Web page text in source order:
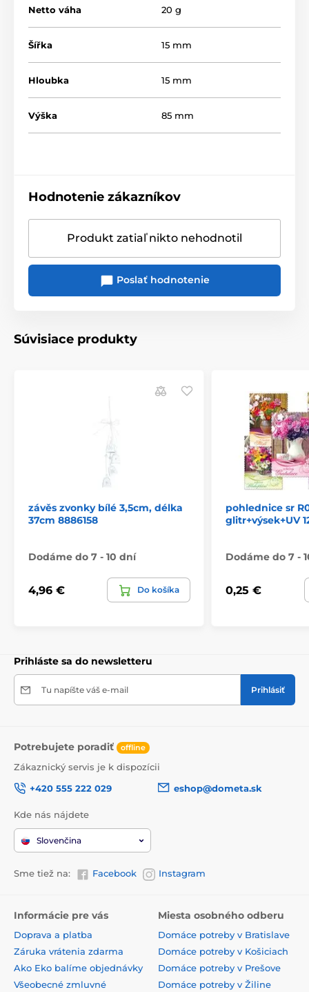
Netto váha 20 g
Šířka 15 mm
Hloubka 15 mm
Výška 85 mm
Hodnotenie zákazníkov
Produkt zatiaľ nikto nehodnotil
Poslať hodnotenie
Súvisiace produkty
závěs zvonky bílé 3,5cm, délka
37cm 8886158
Dodáme do 7 - 10 dní
4,96 € Do košíka
pohlednice sr
glitr+výsek+UV
Dodáme do 7 -
0,25 €
Prihláste sa do newsletteru
Tu napíšte váš e-mail Prihlásiť
Potrebujete poradiť offline
Zákaznický servis je k dispozícii
+420 555 222 029
eshop@dometa.sk
Kde nás nájdete
Slovenčina
Sme tiež na: Facebook Instagram
Informácie pre vás
Doprava a platba
Záruka vrátenia zdarma
Ako Eko balíme objednávky
Všeobecné zmluvné
Miesta osobného odberu
Domáce potreby v Bratislave
Domáce potreby v Košiciach
Domáce potreby v Prešove
Domáce potreby v Žiline